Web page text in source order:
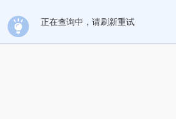
正在查询中，请刷新重试